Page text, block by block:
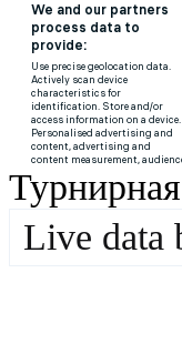
Live data